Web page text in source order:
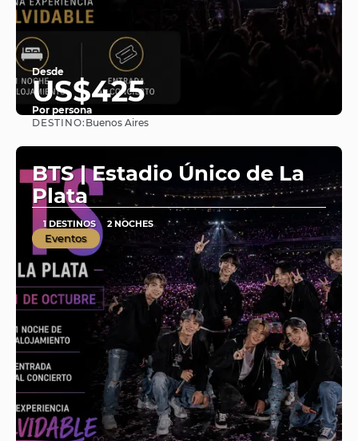
Desde
US$425
Por persona
DESTINO: Buenos Aires
BTS | Estadio Único de La
Plata
1 DESTINOS 2 NOCHES
Eventos